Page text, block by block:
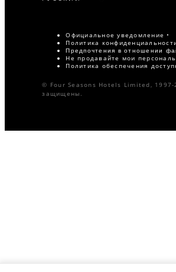
Официальное уведомление
Политика
Предпочтения в отношении
Не продавайте мои
Политика обеспечения
© Four Seasons Hotels Limited, 1997-
защищены.